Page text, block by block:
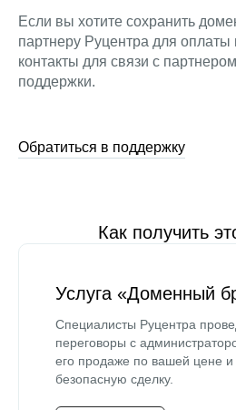
Если вы хотите сохранить
партнеру Руцентра для оплаты
контакты для связи с
поддержки.
Обратиться в поддержку
Как получить
Услуга «Доменный
Специалисты Руцентра
переговоры с
его продаже по вашей цене и
безопасную сделку.